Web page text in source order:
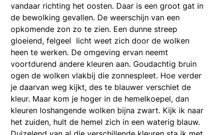
vandaar richting het oosten. Daar is een groot gat in
de bewolking gevallen. De weerschijn van een
opkomende zon zo te zien. Een dunne streep
gloeiend, felgeel licht weet zich door de wolken
heen te werken. De omgeving ervan neemt
voortdurend andere kleuren aan. Goudachtig bruin
ogen de wolken vlakbij die zonnespleet. Hoe verder
je daarvan weg kijkt, des te blauwer verschiet de
kleur. Maar kom je hoger in de hemelkoepel, dan
kleuren loshangende wolken bijna zwart. Kijk ik naar
het zuiden, hult de hemel zich in een waterig blauw.